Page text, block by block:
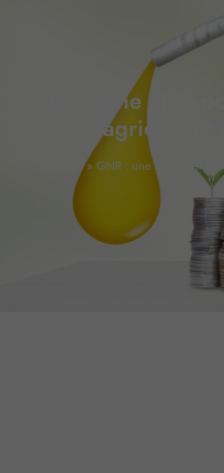
GNR : une aide
agricole et
Accueil» GNR : une aide pour les